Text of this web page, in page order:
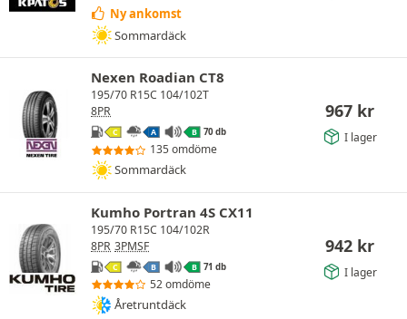
Ny ankomst
Sommardäck
Nexen Roadian CT8
195/70 R15C 104/102T
8PR
C A B 70 db
135 omdöme
Sommardäck
967 kr
I lager
Kumho Portran 4S CX11
195/70 R15C 104/102R
8PR 3PMSF
C B B 71 db
52 omdöme
Åretruntdäck
942 kr
I lager